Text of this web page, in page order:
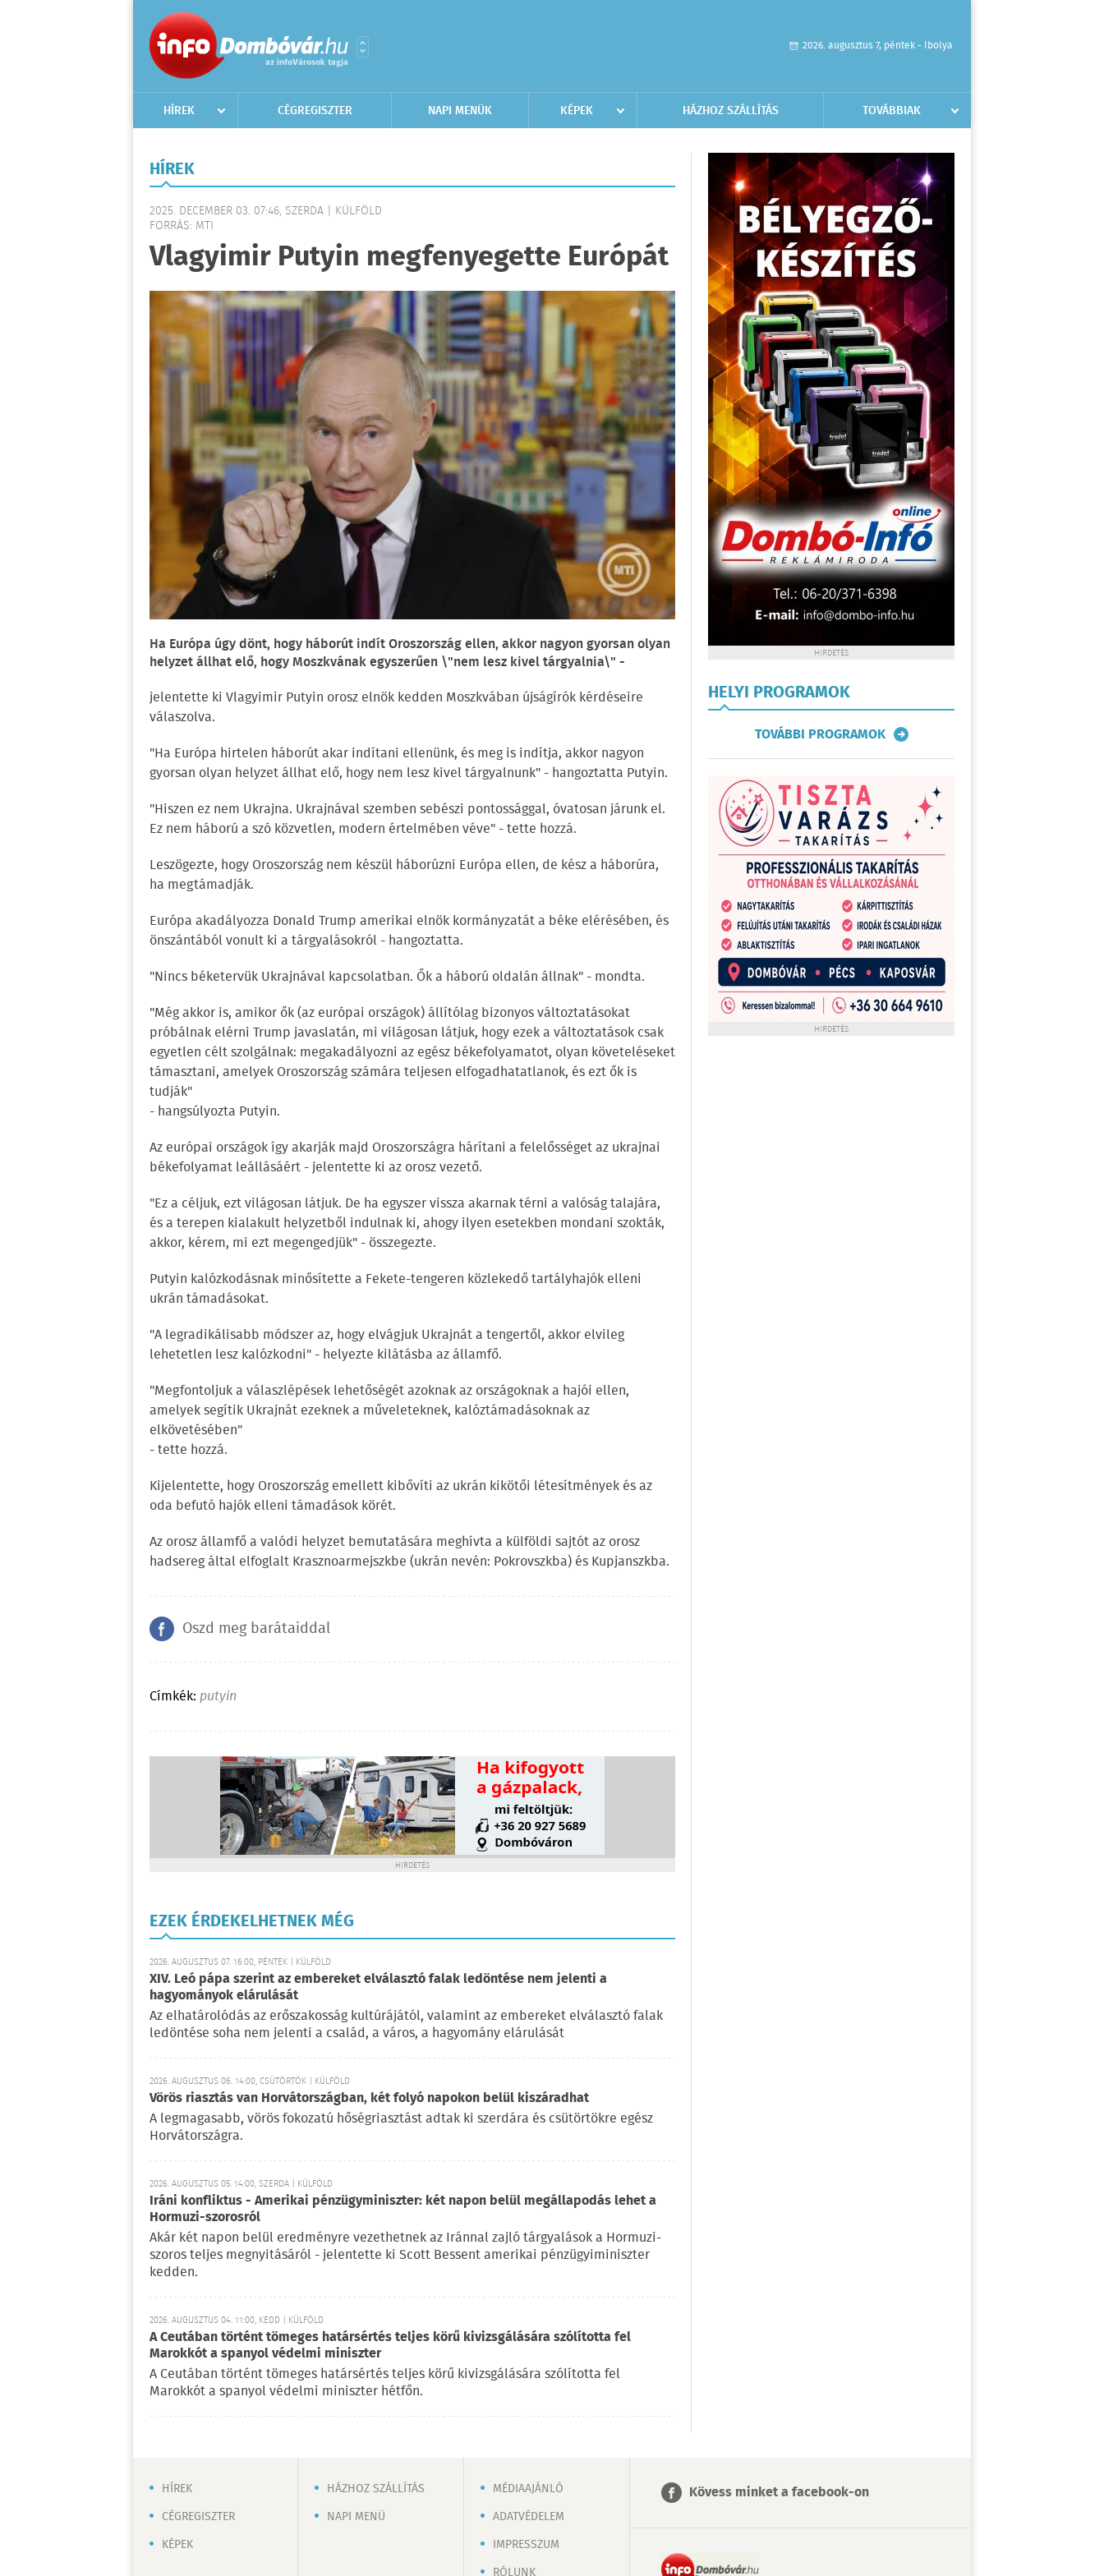
2026. augusztus 7, péntek - Ibolya
HÍREK CÉGREGISZTER NAPI MENÜK KÉPEK HÁZHOZ SZÁLLÍTÁS TOVÁBBIAK
HÍREK
2025. DECEMBER 03. 07:46, SZERDA | KÜLFÖLD
FORRÁS: MTI
Vlagyimir Putyin megfenyegette Európát
Ha Európa úgy dönt, hogy háborút indít Oroszország ellen, akkor nagyon gyorsan olyan
helyzet állhat elő, hogy Moszkvának egyszerűen \"nem lesz kivel tárgyalnia\" -
jelentette ki Vlagyimir Putyin orosz elnök kedden Moszkvában újságírók kérdéseire
válaszolva.
"Ha Európa hirtelen háborút akar indítani ellenünk, és meg is indítja, akkor nagyon
gyorsan olyan helyzet állhat elő, hogy nem lesz kivel tárgyalnunk" - hangoztatta Putyin.
"Hiszen ez nem Ukrajna. Ukrajnával szemben sebészi pontossággal, óvatosan járunk el.
Ez nem háború a szó közvetlen, modern értelmében véve" - tette hozzá.
Leszögezte, hogy Oroszország nem készül háborúzni Európa ellen, de kész a háborúra,
ha megtámadják.
Európa akadályozza Donald Trump amerikai elnök kormányzatát a béke elérésében, és
önszántából vonult ki a tárgyalásokról - hangoztatta.
"Nincs béketervük Ukrajnával kapcsolatban. Ők a háború oldalán állnak" - mondta.
"Még akkor is, amikor ők (az európai országok) állítólag bizonyos változtatásokat
próbálnak elérni Trump javaslatán, mi világosan látjuk, hogy ezek a változtatások csak
egyetlen célt szolgálnak: megakadályozni az egész békefolyamatot, olyan követeléseket
támasztani, amelyek Oroszország számára teljesen elfogadhatatlanok, és ezt ők is
tudják"
- hangsúlyozta Putyin.
Az európai országok így akarják majd Oroszországra hárítani a felelősséget az ukrajnai
békefolyamat leállásáért - jelentette ki az orosz vezető.
"Ez a céljuk, ezt világosan látjuk. De ha egyszer vissza akarnak térni a valóság talajára,
és a terepen kialakult helyzetből indulnak ki, ahogy ilyen esetekben mondani szokták,
akkor, kérem, mi ezt megengedjük" - összegezte.
Putyin kalózkodásnak minősítette a Fekete-tengeren közlekedő tartályhajók elleni
ukrán támadásokat.
"A legradikálisabb módszer az, hogy elvágjuk Ukrajnát a tengertől, akkor elvileg
lehetetlen lesz kalózkodni" - helyezte kilátásba az államfő.
"Megfontoljuk a válaszlépések lehetőségét azoknak az országoknak a hajói ellen,
amelyek segítik Ukrajnát ezeknek a műveleteknek, kalóztámadásoknak az
elkövetésében"
- tette hozzá.
Kijelentette, hogy Oroszország emellett kibővíti az ukrán kikötői létesítmények és az
oda befutó hajók elleni támadások körét.
Az orosz államfő a valódi helyzet bemutatására meghívta a külföldi sajtót az orosz
hadsereg által elfoglalt Krasznoarmejszkbe (ukrán nevén: Pokrovszkba) és Kupjanszkba.
Oszd meg barátaiddal
Címkék: putyin
HIRDETÉS
EZEK ÉRDEKELHETNEK MÉG
2026. AUGUSZTUS 07. 16:00, PÉNTEK | KÜLFÖLD
XIV. Leó pápa szerint az embereket elválasztó falak ledöntése nem jelenti a
hagyományok elárulását
Az elhatárolódás az erőszakosság kultúrájától, valamint az embereket elválasztó falak
ledöntése soha nem jelenti a család, a város, a hagyomány elárulását
2026. AUGUSZTUS 06. 14:00, CSÜTÖRTÖK | KÜLFÖLD
Vörös riasztás van Horvátországban, két folyó napokon belül kiszáradhat
A legmagasabb, vörös fokozatú hőségriasztást adtak ki szerdára és csütörtökre egész
Horvátországra.
2026. AUGUSZTUS 05. 14:00, SZERDA | KÜLFÖLD
Iráni konfliktus - Amerikai pénzügyminiszter: két napon belül megállapodás lehet a
Hormuzi-szorosról
Akár két napon belül eredményre vezethetnek az Iránnal zajló tárgyalások a Hormuzi-
szoros teljes megnyitásáról - jelentette ki Scott Bessent amerikai pénzügyiminiszter
kedden.
2026. AUGUSZTUS 04. 11:00, KEDD | KÜLFÖLD
A Ceutában történt tömeges határsértés teljes körű kivizsgálására szólította fel
Marokkót a spanyol védelmi miniszter
A Ceutában történt tömeges határsértés teljes körű kivizsgálására szólította fel
Marokkót a spanyol védelmi miniszter hétfőn.
HIRDETÉS
HELYI PROGRAMOK
TOVÁBBI PROGRAMOK
HIRDETÉS
HÍREK
CÉGREGISZTER
KÉPEK
HÁZHOZ SZÁLLÍTÁS
NAPI MENÜ
MÉDIAAJÁNLÓ
ADATVÉDELEM
IMPRESSZUM
Kövess minket a facebook-on